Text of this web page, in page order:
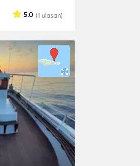
(1 ulasan)
5.0